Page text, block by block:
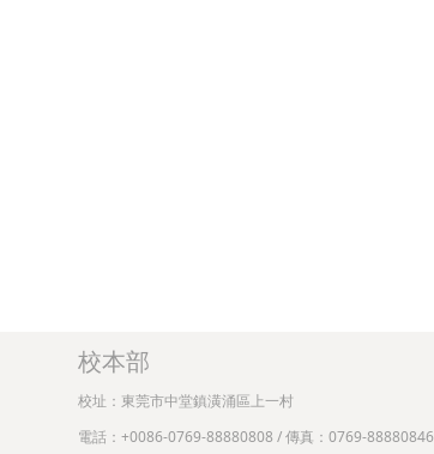
校本部
校址：東莞市中堂鎮潢涌區上一村
電話：+0086-0769-88880808 / 傳真：0769-88880846